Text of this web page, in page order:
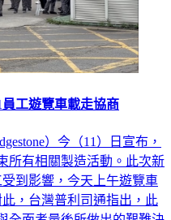
工遊覽車載走協商
）今（11）日宣布，
所有相關製造活動。此次新
到影響，今天上午遊覽車
，台灣普利司通指出，此